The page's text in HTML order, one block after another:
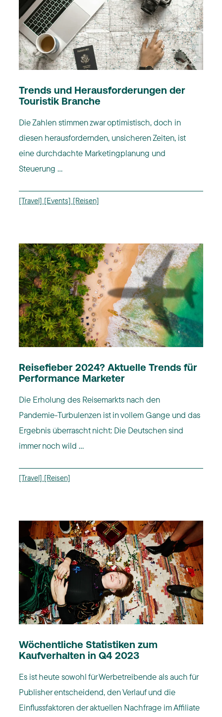
Trends und Herausforderungen der
Touristik Branche
Die Zahlen stimmen zwar optimistisch, doch in
diesen herausfordernden, unsicheren Zeiten, ist
eine durchdachte Marketingplanung und
Steuerung ...
[Travel] [Events] [Reisen]
Reisefieber 2024? Aktuelle Trends für
Performance Marketer
Die Erholung des Reisemarkts nach den
Pandemie-Turbulenzen ist in vollem Gange und das
Ergebnis überrascht nicht: Die Deutschen sind
immer noch wild ...
[Travel] [Reisen]
Wöchentliche Statistiken zum
Kaufverhalten in Q4 2023
Es ist heute sowohl für Werbetreibende als auch für
Publisher entscheidend, den Verlauf und die
Einflussfaktoren der aktuellen Nachfrage im Affiliate